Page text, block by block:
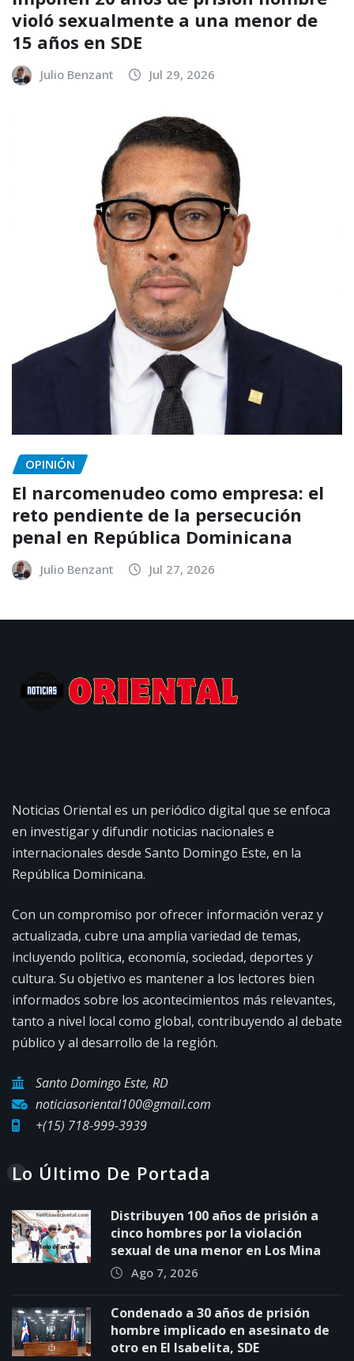
violó sexualmente a una menor de
15 años en SDE
Julio Benzant Jul 29, 2026
OPINIÓN
El narcomenudeo como empresa: el
reto pendiente de la persecución
penal en República Dominicana
Julio Benzant Jul 27, 2026
Noticias Oriental es un periódico digital que se enfoca
en investigar y difundir noticias nacionales e
internacionales desde Santo Domingo Este, en la
República Dominicana.
Con un compromiso por ofrecer información veraz y
actualizada, cubre una amplia variedad de temas,
incluyendo política, economía, sociedad, deportes y
cultura. Su objetivo es mantener a los lectores bien
informados sobre los acontecimientos más relevantes,
tanto a nivel local como global, contribuyendo al debate
público y al desarrollo de la región.
Santo Domingo Este, RD
noticiasoriental100@gmail.com
+(15) 718-999-3939
Lo Último De Portada
Distribuyen 100 años de prisión a
cinco hombres por la violación
sexual de una menor en Los Mina
Ago 7, 2026
Condenado a 30 años de prisión
hombre implicado en asesinato de
otro en El Isabelita, SDE